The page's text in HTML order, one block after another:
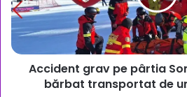
din
Azuga:
un
bărbat
transportat
Accident grav pe pârtia
bărbat transportat de